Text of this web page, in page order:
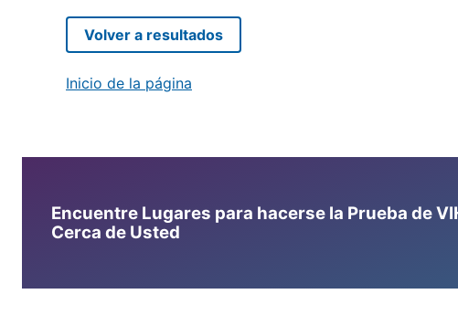
Volver a resultados
Inicio de la página
Encuentre Lugares para hacerse la Prueba de
Cerca de Usted